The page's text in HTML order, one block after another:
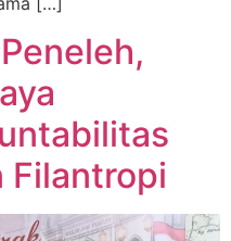
Filantropi